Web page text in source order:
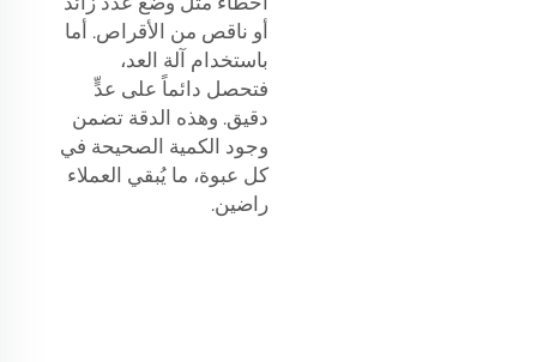
أو ناقص من الأقراص. أما
باستخدام آلة العد،
فتحصل دائماً على عدٍّ
دقيق. وهذه الدقة تضمن
وجود الكمية الصحيحة في
كل عبوة، ما يُبقي العملاء
راضين.